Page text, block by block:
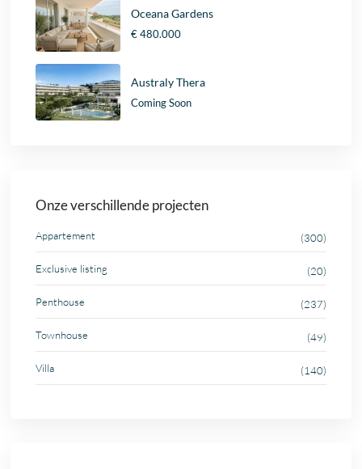
Oceana Gardens
€ 480.000
Australy Thera
Coming Soon
Onze verschillende projecten
Appartement (300)
Exclusive listing (20)
Penthouse (237)
Townhouse (49)
Villa (140)